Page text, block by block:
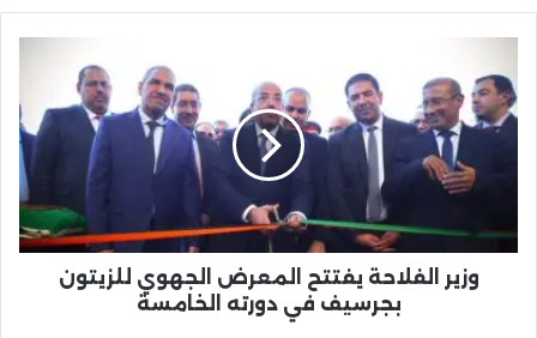
الفلاحة
يفتتح
المعرض
للزيتون
بجرسيف
دورته
الخامسةوزير الفلاحة يفتتح المعرض الجهوي للزيتون
بجرسيف في دورته الخامسة